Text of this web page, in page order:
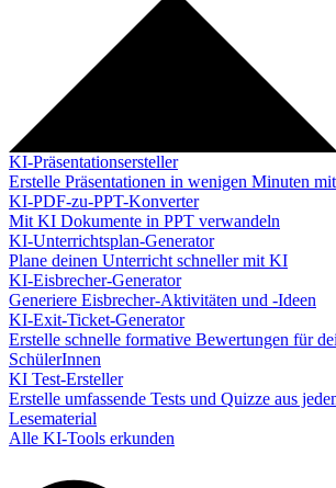
KI-Präsentationsersteller
Erstelle Präsentationen in wenigen Minuten
KI-PDF-zu-PPT-Konverter
Mit KI Dokumente in PPT verwandeln
KI-Unterrichtsplan-Generator
Plane deinen Unterricht schneller mit KI
KI-Eisbrecher-Generator
Generiere Eisbrecher-Aktivitäten und -Ideen
KI-Exit-Ticket-Generator
Erstelle schnelle formative Bewertungen für
SchülerInnen
KI Test-Ersteller
Erstelle umfassende Tests und Quizze aus
Lesematerial
Alle KI-Tools erkunden